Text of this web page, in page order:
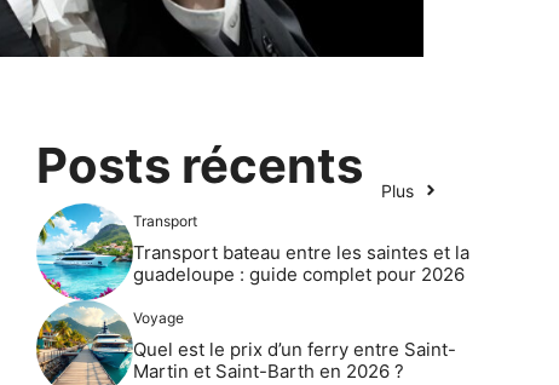
Posts récents Plus
Transport
Transport bateau entre les saintes et la
guadeloupe : guide complet pour 2026
Voyage
Quel est le prix d’un ferry entre Saint-
Martin et Saint-Barth en 2026 ?